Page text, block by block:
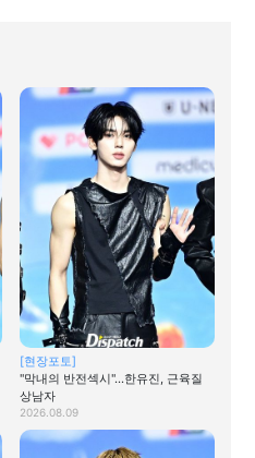
[현장포토]
"막내의 반전섹시"…한유진, 근육질
상남자
2026.08.09